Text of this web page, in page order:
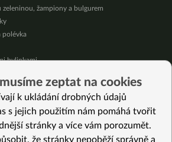
žampiony a bulgurem
polévka
bylinkami
krémem
želé
musíme zeptat na cookies
k ukládání drobných údajů
s jejich použitím nám pomáhá tvořit
stránky a více vám porozumět.
že stránky nepoběží správně a